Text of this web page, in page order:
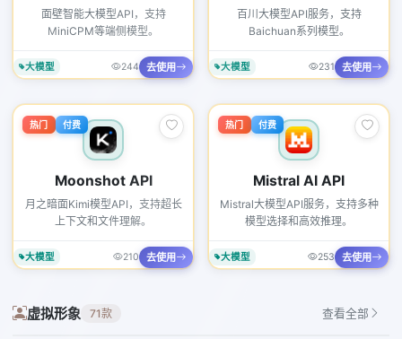
面壁智能大模型API，支持
MiniCPM等端侧模型。
大模型 244 去使用
百川大模型API服务，支持
Baichuan系列模型。
大模型 231 去使用
热门 付费
Moonshot API
月之暗面Kimi模型API，支持超长
上下文和文件理解。
大模型 210 去使用
热门 付费
Mistral AI API
Mistral大模型API服务，支持多种
模型选择和高效推理。
大模型 253 去使用
虚拟形象 71款 查看全部